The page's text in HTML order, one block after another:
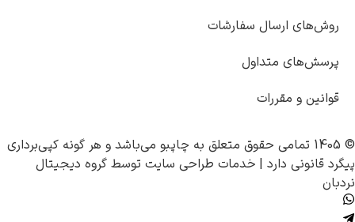
روش‌های ارسال سفارشات
پرسش‌های متداول
قوانین و مقررات
© 1405 تمامی حقوق متعلق به چاپبو می‌باشد و هر گونه کپی‌برداری
پیگرد قانونی دارد | خدمات طراحی سایت توسط گروه دیجیتال
نردبان